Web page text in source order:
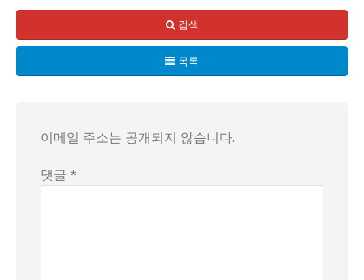
사람들 사이에선 이 풍습이 아직 남아 있는 건지, 아니면 화
당국은 위법 여부를 놓고 조사를 검토 중이라고 밝힌 것으
검색
목록
이메일 주소는 공개되지 않습니다.
댓글 *